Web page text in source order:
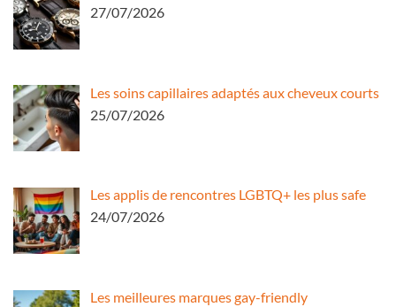
27/07/2026
Les soins capillaires adaptés aux cheveux courts
25/07/2026
Les applis de rencontres LGBTQ+ les plus safe
24/07/2026
Les meilleures marques gay-friendly